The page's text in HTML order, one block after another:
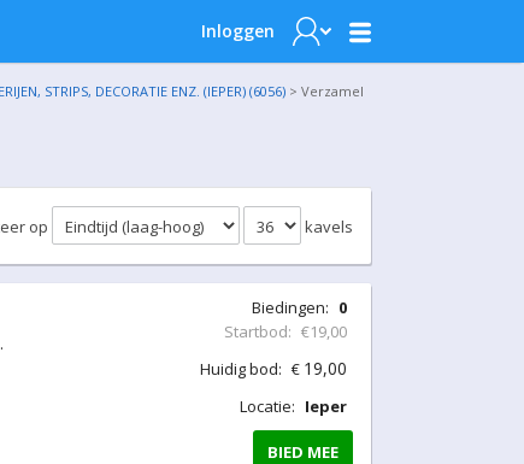
Inloggen
STRIPS, DECORATIE ENZ. (IEPER) (6056) > Verzamel
op kavels
Biedingen: 0
Startbod: €19,00
Huidig bod: € 19,00
Locatie: Ieper
BIED MEE